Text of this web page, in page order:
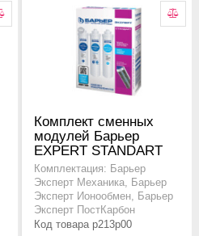
Комплект сменных
модулей Барьер
EXPERT STANDART
Комплектация: Барьер
Эксперт Механика, Барьер
Эксперт Ионообмен, Барьер
Эксперт ПостКарбон
Код товара p213p00